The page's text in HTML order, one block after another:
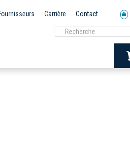
Carrière Contact